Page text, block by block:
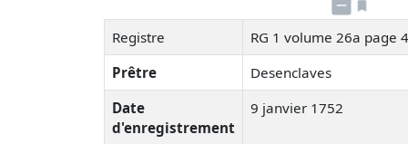
Registre
RG 1 volume 26a page
Prêtre
Desenclaves
Date
d'enregistrement
9 janvier 1752